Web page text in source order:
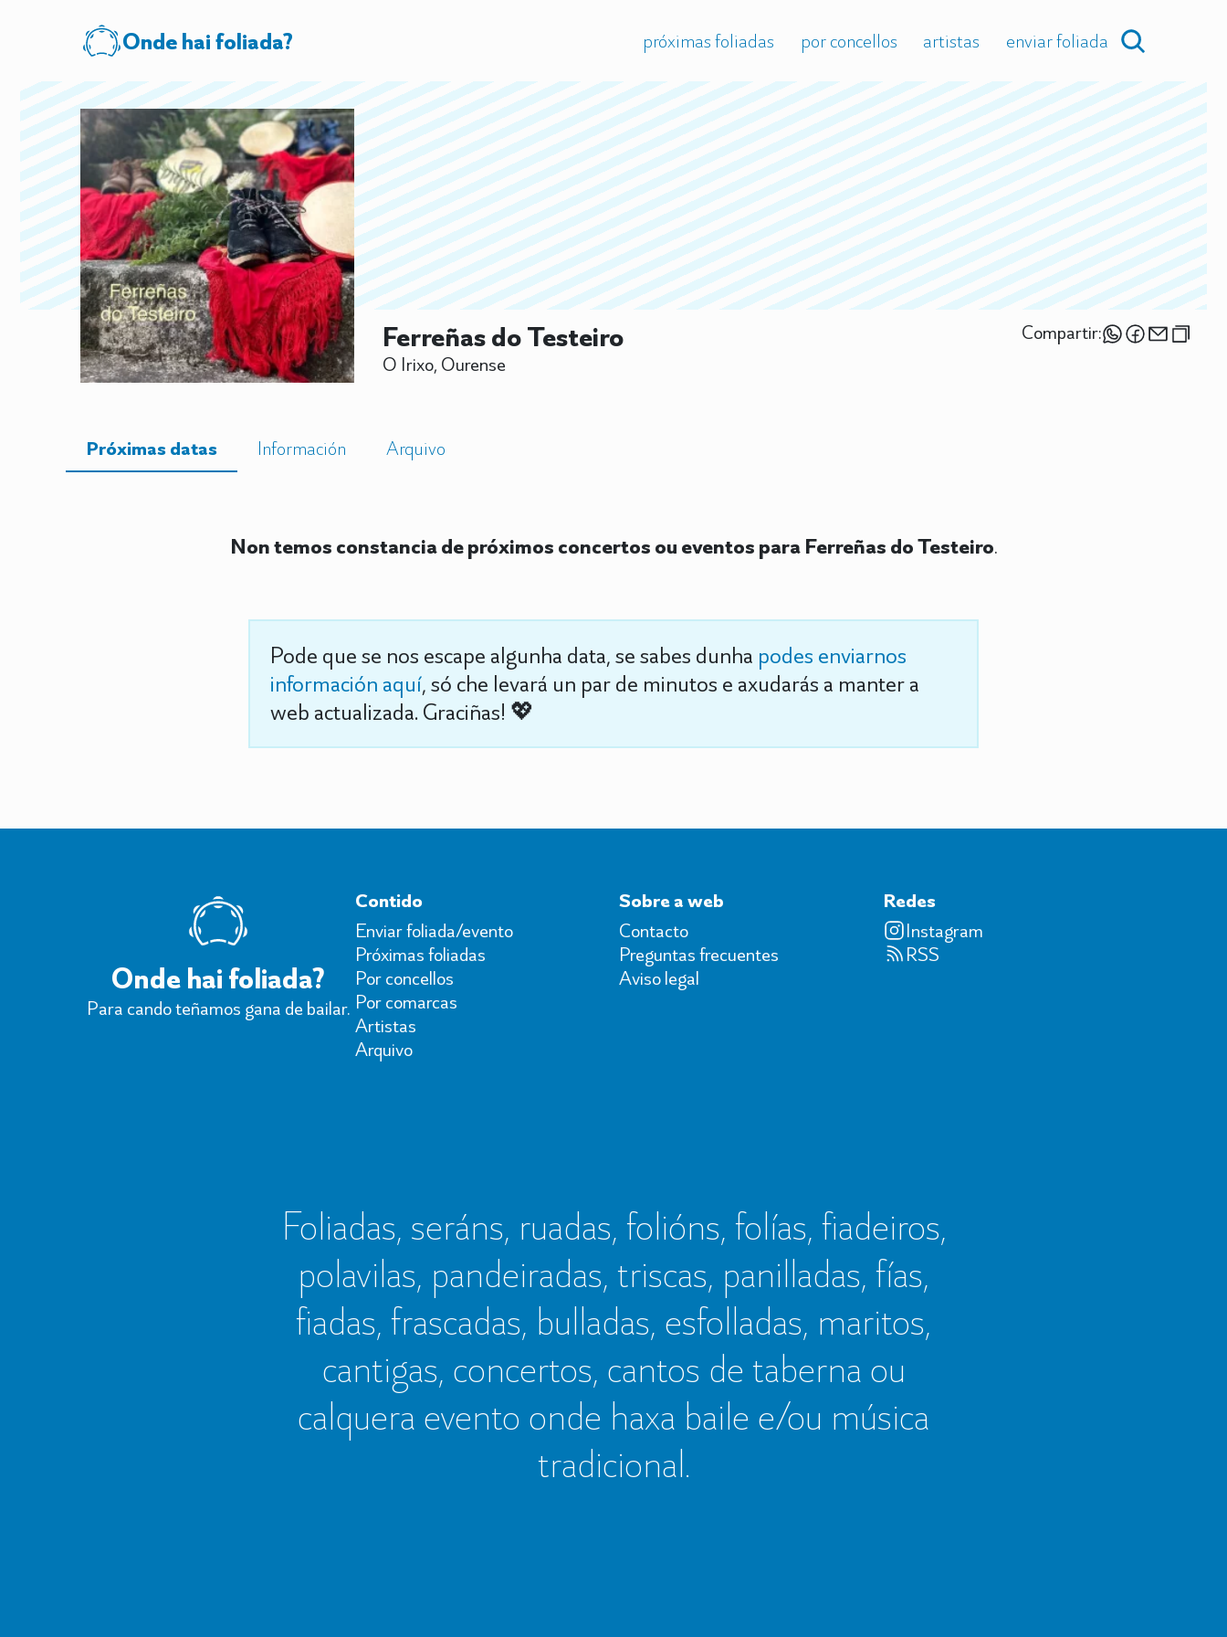
Onde hai foliada? próximas foliadas por concellos artistas enviar foliada
Ferreñas do Testeiro
O Irixo, Ourense
Compartir:
Próximas datas Información Arquivo
Non temos constancia de próximos concertos ou eventos para Ferreñas do Testeiro.
Pode que se nos escape algunha data, se sabes dunha podes enviarnos
información aquí, só che levará un par de minutos e axudarás a manter a
web actualizada. Graciñas! 💖
Onde hai foliada?
Para cando teñamos gana de bailar.
Contido
Enviar foliada/evento
Próximas foliadas
Por concellos
Por comarcas
Artistas
Arquivo
Sobre a web
Contacto
Preguntas frecuentes
Aviso legal
Redes
Instagram
RSS
Foliadas, seráns, ruadas, folións, folías, fiadeiros,
polavilas, pandeiradas, triscas, panilladas, fías,
fiadas, frascadas, bulladas, esfolladas, maritos,
cantigas, concertos, cantos de taberna ou
calquera evento onde haxa baile e/ou música
tradicional.